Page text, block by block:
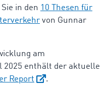
in den 10 Thesen für
von Gunnar
am
2025 enthält der aktuelle
Report
.